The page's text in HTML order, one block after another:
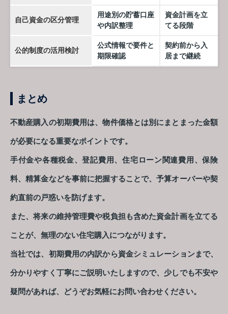
自己資金の区分管理
用途別の貯蓄口座
や内訳整理
資金計画を立
てる段階
公的制度の活用検討
公式情報で要件と
期限確認
契約前から入
居まで継続
まとめ
不動産購入の初期費用は、物件価格とは別にまとまった金額
が必要になる重要なポイントです。
手付金や各種税金、登記費用、住宅ローン関連費用、保険
料、精算金などを事前に把握することで、予算オーバーや契
約直前の戸惑いを防げます。
また、将来の維持管理費や税負担も含めた資金計画を立てる
ことが、無理のない住宅購入につながります。
当社では、初期費用の内訳から資金シミュレーションまで、
分かりやすく丁寧にご説明いたしますので、少しでも不安や
疑問があれば、どうぞお気軽にお問い合わせください。